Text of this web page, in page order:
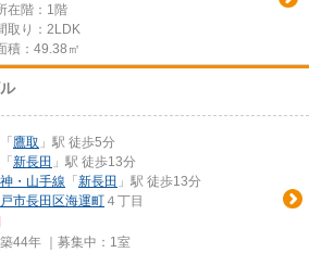
在階：1階
取り：2LDK
積：49.38㎡
「 鷹取 」駅 徒歩5分
「 新長田 」駅 徒歩13分
・山手線 「 新長田 」駅 徒歩13分
市長田区海運町 ４丁目
44年 ｜募集中： 1室